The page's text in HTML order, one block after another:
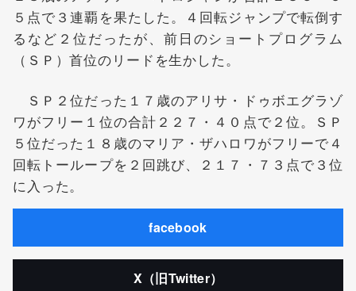
５点で３連覇を果たした。４回転ジャンプで転倒す
るなど２位だったが、前日のショートプログラム
（ＳＰ）首位のリードを生かした。
ＳＰ２位だった１７歳のアリサ・ドゥボエグラゾ
ワがフリー１位の合計２２７・４０点で２位。ＳＰ
５位だった１８歳のマリア・ザハロワがフリーで４
回転トーループを２回跳び、２１７・７３点で３位
に入った。
facebook
X（旧Twitter）